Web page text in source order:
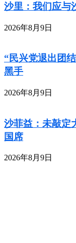
沙里：我们应与
2026年8月9日
“民兴党退出团
黑手
2026年8月9日
沙菲益：未敲定
国席
2026年8月9日